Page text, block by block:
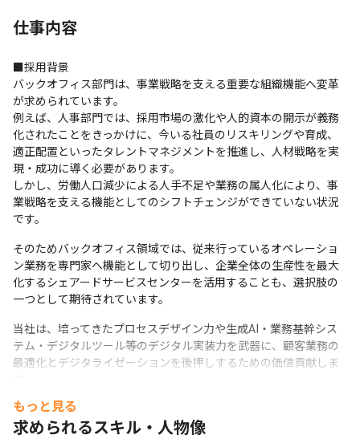
仕事内容
■採用背景
バックオフィス部門は、事業戦略を支える重要な組織機能へ変革
が求められています。
例えば、人事部門では、採用市場の激化や人的資本の開示が義務
化されたことをきっかけに、今いる社員のリスキリングや育成、
適正配置といったタレントマネジメントを推進し、人材戦略を実
現・成功に導く必要があります。
しかし、労働人口減少による人手不足や業務の属人化により、事
業戦略を支える機能としてのシフトチェンジができていない状況
です。
そのためバックオフィス領域では、従来行っているオペレーショ
ン業務を専門家へ機能として切り出し、企業全体の生産性を最大
化するシェアードサービスセンターを活用することも、選択肢の
一つとして期待されています。
当社は、培ってきたプロセスデザイン力や生成AI・業務基幹シス
テム・デジタルツール等のデジタル実装力を武器に、顧客業務の
最適化とデジタライゼーションを後押しするための価値貢献しま
客のバックオフィス部門全体の最適化を支援します。
もっと見る
求められるスキル・人物像